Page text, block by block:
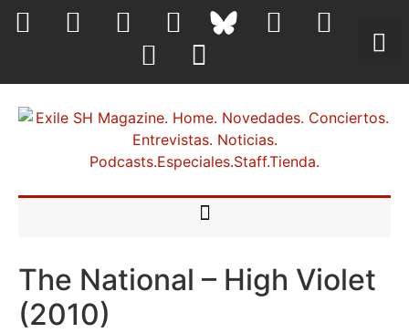
The National – High Violet
(2010)